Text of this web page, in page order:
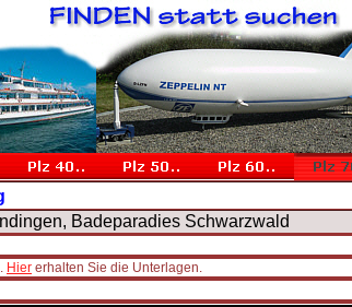
Badeparadies Schwarzwald
Hier erhalten Sie die Unterlagen.